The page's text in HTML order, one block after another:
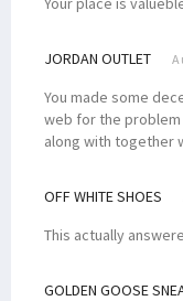
JORDAN OUTLET
You made some
web for the
along with together
OFF WHITE SHOES
This actually
GOLDEN GOOSE